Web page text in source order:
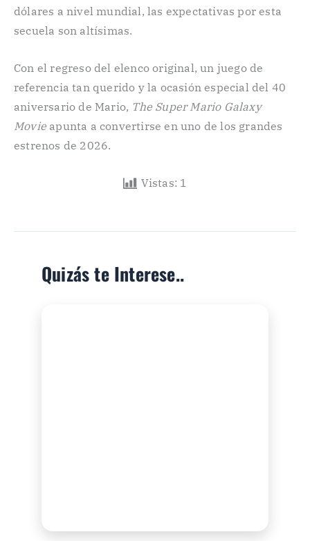
dólares a nivel mundial, las expectativas por esta
secuela son altísimas.
Con el regreso del elenco original, un juego de
referencia tan querido y la ocasión especial del 40
aniversario de Mario, The Super Mario Galaxy
Movie apunta a convertirse en uno de los grandes
estrenos de 2026.
Vistas: 1
Quizás te Interese..